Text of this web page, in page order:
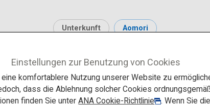
Unterkunft Aomori
Resorts
Einstellungen zur Benutzung von Cookies
komfortablere Nutzung unserer Website zu
dass die Ablehnung solcher Cookies
finden Sie unterANA Cookie-Richtlinie
. Wenn Sie